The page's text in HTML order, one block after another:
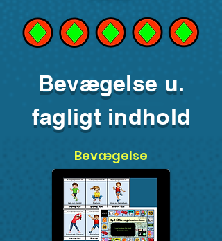
Bevægelse u.
fagligt indhold
Bevægelse